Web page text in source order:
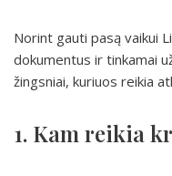
Norint gauti pasą vaikui
dokumentus ir tinkamai
žingsniai, kuriuos reikia
1. Kam reikia